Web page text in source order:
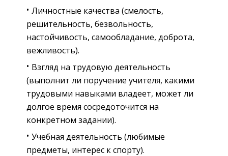
Личностные качества (смелость,
решительность, безвольность,
настойчивость, самообладание, доброта,
вежливость).
Взгляд на трудовую деятельность
(выполнит ли поручение учителя, какими
трудовыми навыками владеет, может ли
долгое время сосредоточится на
конкретном задании).
Учебная деятельность (любимые
предметы, интерес к спорту).